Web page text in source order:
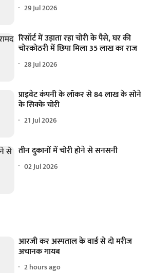
29 Jul 2026
रिसॉर्ट में उड़ाता रहा चोरी के पैसे, घर की
चोरकोठरी में छिपा मिला 35 लाख का राज
28 Jul 2026
प्राइवेट कंपनी के लॉकर से 84 लाख के सोने
के सिक्के चोरी
21 Jul 2026
तीन दुकानों में चोरी होने से सनसनी
02 Jul 2026
आरजी कर अस्पताल के वार्ड से दो मरीज
अचानक गायब
2 hours ago